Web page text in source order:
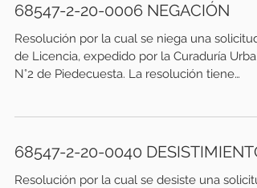
68547-2-20-0006 NEGACIÓN
Resolución por la cual se niega una solicitud
de Licencia, expedido por la Curaduría
N°2 de Piedecuesta. La resolución tiene
68547-2-20-0040 DESISTIMIENTO
Resolución por la cual se desiste una